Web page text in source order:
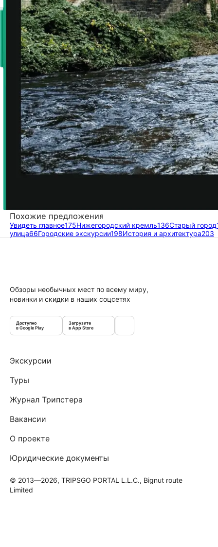
Похожие предложения
Увидеть главное175Нижегородский кремль136Старый город
улица66Городские экскурсии198История и архитектура203
Обзоры необычных мест по всему миру,
новинки и скидки в наших соцсетях
Доступно
в Google Play
Загрузите
в App Store
Экскурсии
Туры
Журнал Трипстера
Вакансии
О проекте
Юридические документы
© 2013—2026, TRIPSGO PORTAL L.L.C., Bignut route
Limited